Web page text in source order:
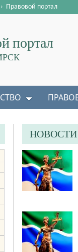
портал
› Правовой портал
НОВОСТИ